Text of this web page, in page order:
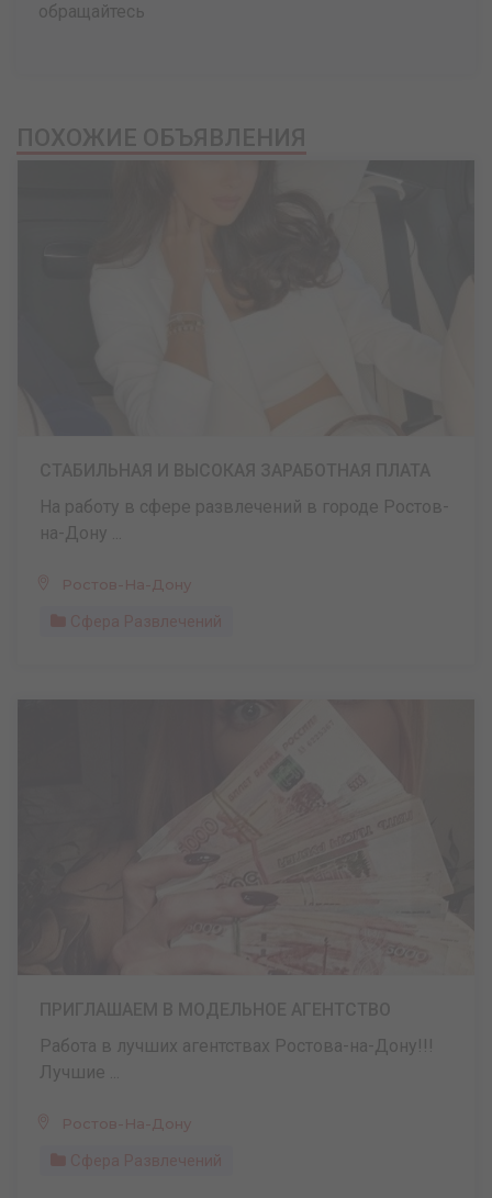
обращайтесь
На работу в сфере развлечений в городе Ростов-
на-Дону ...
Ростов-На-Дону
Сфера Развлечений
Работа в лучших агентствах Ростова-на-Дону!!!
Лучшие ...
Ростов-На-Дону
Сфера Развлечений